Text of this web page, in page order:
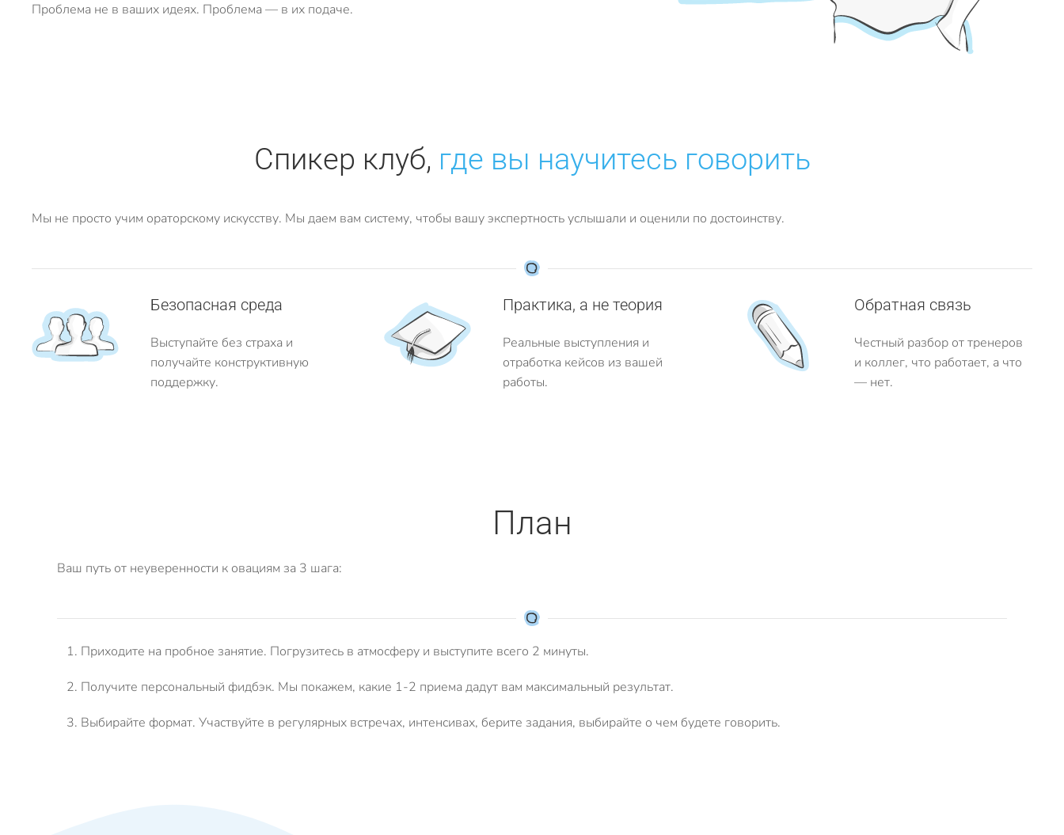
Проблема не в ваших идеях. Проблема — в их подаче.
Спикер клуб, где вы научитесь говорить
Мы не просто учим ораторскому искусству. Мы даем вам систему, чтобы вашу экспертность услышали и оценили по достоинству.
Безопасная среда
Выступайте без страха и
получайте конструктивную
поддержку.
Практика, а не теория
Реальные выступления и
отработка кейсов из вашей
работы.
Обратная связь
Честный разбор от тренеров
и коллег, что работает, а что
— нет.
План
Ваш путь от неуверенности к овациям за 3 шага:
Приходите на пробное занятие. Погрузитесь в атмосферу и выступите всего 2 минуты.
Получите персональный фидбэк. Мы покажем, какие 1-2 приема дадут вам максимальный результат.
Выбирайте формат. Участвуйте в регулярных встречах, интенсивах, берите задания, выбирайте о чем будете говорить.